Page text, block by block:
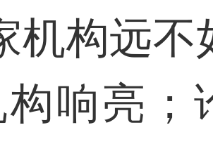
机构远不
响亮；